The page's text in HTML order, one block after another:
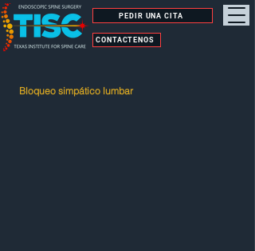
CONTÁCTENOS
PEDIR UNA CITA
Bloqueo simpático lumbar